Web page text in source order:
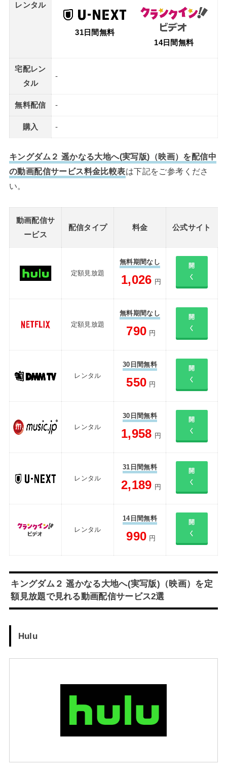
レンタル
31日間無料
14日間無料
宅配レン
タル
-
無料配信 -
購入 -
キングダム２ 遥かなる大地へ(実写版)（映画）を配信中
の動画配信サービス料金比較表は下記をご参考くださ
い。
動画配信サ
ービス
配信タイプ 料金 公式サイト
定額見放題
無料期間なし
1,026 円
開
く
定額見放題
無料期間なし
790 円
開
く
レンタル
30日間無料
550 円
開
く
レンタル
30日間無料
1,958 円
開
く
レンタル
31日間無料
2,189 円
開
く
レンタル
14日間無料
990 円
開
く
キングダム２ 遥かなる大地へ(実写版)（映画）を定
額見放題で見れる動画配信サービス2選
Hulu